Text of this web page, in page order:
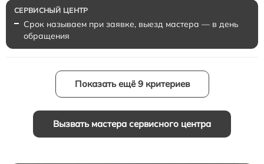
Срок называем при заявке, выезд мастера — в день
обращения
Показать ещё 9 критериев
Вызвать мастера сервисного центра